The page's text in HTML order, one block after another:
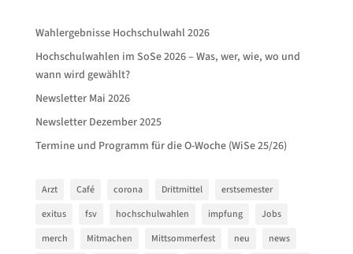
Wahlergebnisse Hochschulwahl 2026
Hochschulwahlen im SoSe 2026 – Was, wer, wie, wo und
wann wird gewählt?
Newsletter Mai 2026
Newsletter Dezember 2025
Termine und Programm für die O-Woche (WiSe 25/26)
Arzt Café corona Drittmittel
erstsemester
exitus
fsv hochschulwahlen impfung
Jobs
merch
Mitmachen Mittsommerfest neu
news